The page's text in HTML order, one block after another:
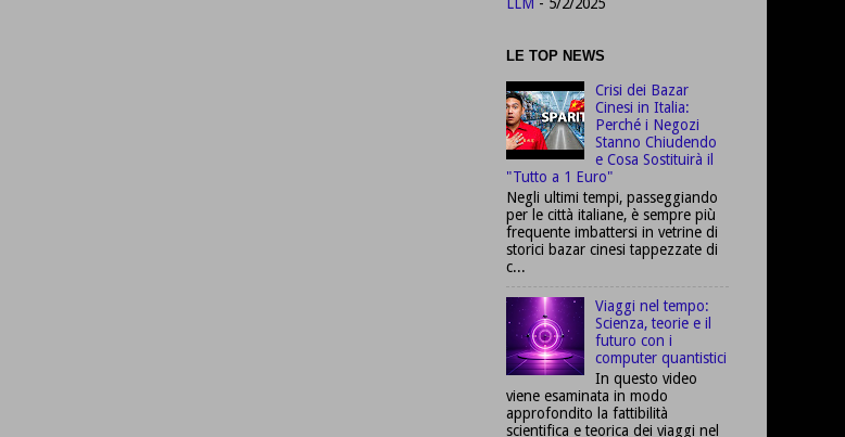
LE TOP NEWS
Crisi dei Bazar
Cinesi in Italia:
Perché i Negozi
Stanno Chiudendo
e Cosa Sostituirà il
"Tutto a 1 Euro"
Negli ultimi tempi, passeggiando
per le città italiane, è sempre più
frequente imbattersi in vetrine di
storici bazar cinesi tappezzate di
c...
Viaggi nel tempo:
Scienza, teorie e il
futuro con i
computer quantistici
In questo video
viene esaminata in modo
approfondito la fattibilità
scientifica e teorica dei viaggi nel